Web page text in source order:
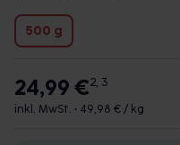
500 g
24,99 €2, 3
inkl. MwSt. • 49,98 € / kg